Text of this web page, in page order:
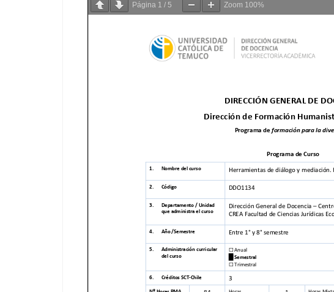
Página 1 / 5 Zoom 100%